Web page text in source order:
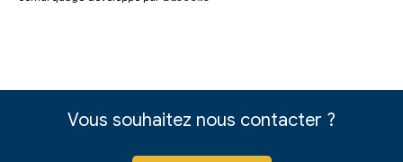
Vous souhaitez nous contacter ?